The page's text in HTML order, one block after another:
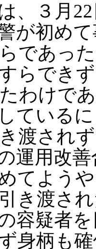
、３月
が初め
であっ
らでき
わけで
ている
渡され
運用改
てよう
き渡さ
容疑者
身柄も